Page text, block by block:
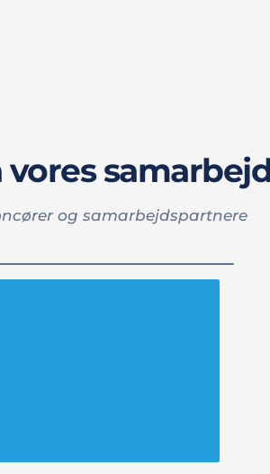
vores
og samarbejdspartnere